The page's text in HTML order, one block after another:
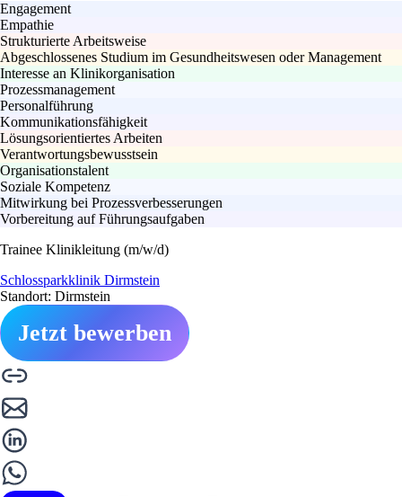
Engagement
Empathie
Strukturierte Arbeitsweise
Abgeschlossenes Studium im Gesundheitswesen oder Management
Interesse an Klinikorganisation
Prozessmanagement
Personalführung
Kommunikationsfähigkeit
Lösungsorientiertes Arbeiten
Verantwortungsbewusstsein
Organisationstalent
Soziale Kompetenz
Mitwirkung bei Prozessverbesserungen
Vorbereitung auf Führungsaufgaben
Trainee Klinikleitung (m/w/d)
Schlossparkklinik Dirmstein
Standort: Dirmstein
Jetzt bewerben